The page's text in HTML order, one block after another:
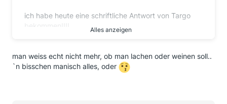
ich habe heute eine schriftliche Antwort von Targo
entsprechen (...) Sie haben einen Individualkredit
aufgenommen (stimmt nicht, habe Basis-Kredit) (...)
Die Gesamtkosten für die Kreditgewährung und die
Alles anzeigen
man weiss echt nicht mehr, ob man lachen oder weinen soll..
`n bisschen manisch alles, oder